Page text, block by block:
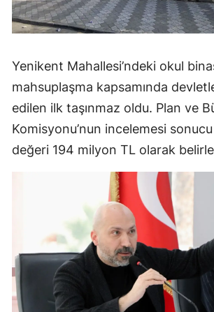
Yenikent Mahallesi’ndeki okul
mahsuplaşma kapsamında
edilen ilk taşınmaz oldu. Plan ve
Komisyonu’nun incelemesi sonucu
değeri 194 milyon TL olarak